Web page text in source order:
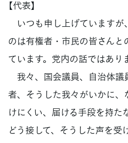
【代表】
いつも申し上げていますが
のは有権者・市民の皆さん
ています。党内の話ではあり
我々、国会議員、自治体議
者、そうした我々がいかに
けにくい、届ける手段を持た
どう接して、そうした声を受